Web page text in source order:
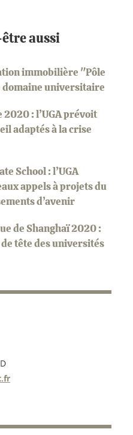
aussi
immobilière "Pôle
domaine universitaire
: l’UGA prévoit
adaptés à la crise
School : l’UGA
appels à projets du
d’avenir
de Shanghaï 2020 :
de tête des universités